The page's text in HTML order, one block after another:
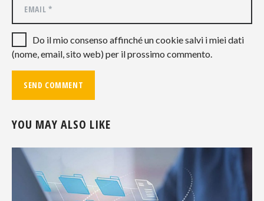
Do il mio consenso affinché un cookie salvi i miei dati
(nome, email, sito web) per il prossimo commento.
YOU MAY ALSO LIKE